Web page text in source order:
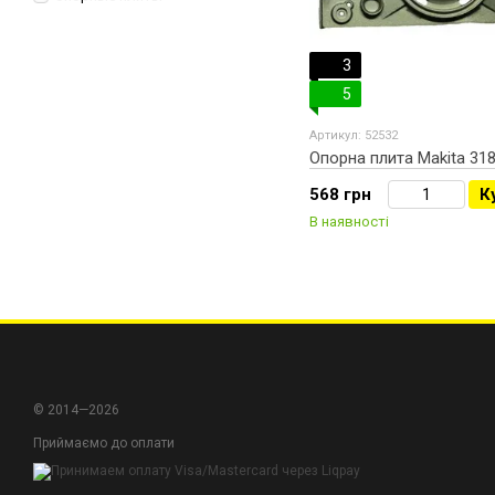
3
5
Артикул: 52532
Опорна плита Makita
568 грн
В наявності
© 2014—2026
Приймаємо до оплати